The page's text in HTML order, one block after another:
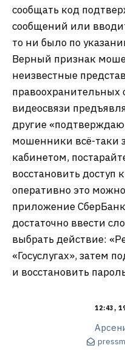
сообщать код
сообщений или
то ни было по
Верный признак
неизвестные
правоохранительных
видеосвязи
другие
мошенники всё-
кабинетом,
восстановить
оперативно это
приложение
достаточно ввести
выбрать действие:
«Госуслугах», затем
и восстановить
12:43,